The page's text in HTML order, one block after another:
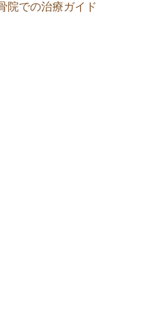
院での治療ガイド